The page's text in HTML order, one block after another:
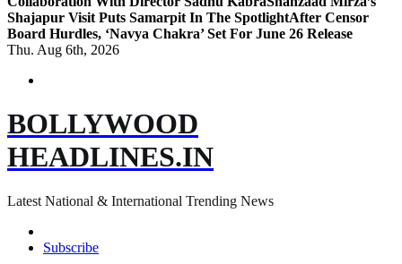
Shajapur Visit Puts Samarpit In The SpotlightAfter Censor
Board Hurdles, ‘Navya Chakra’ Set For June 26 Release
Thu. Aug 6th, 2026
BOLLYWOOD
HEADLINES.IN
Latest National & International Trending News
Subscribe